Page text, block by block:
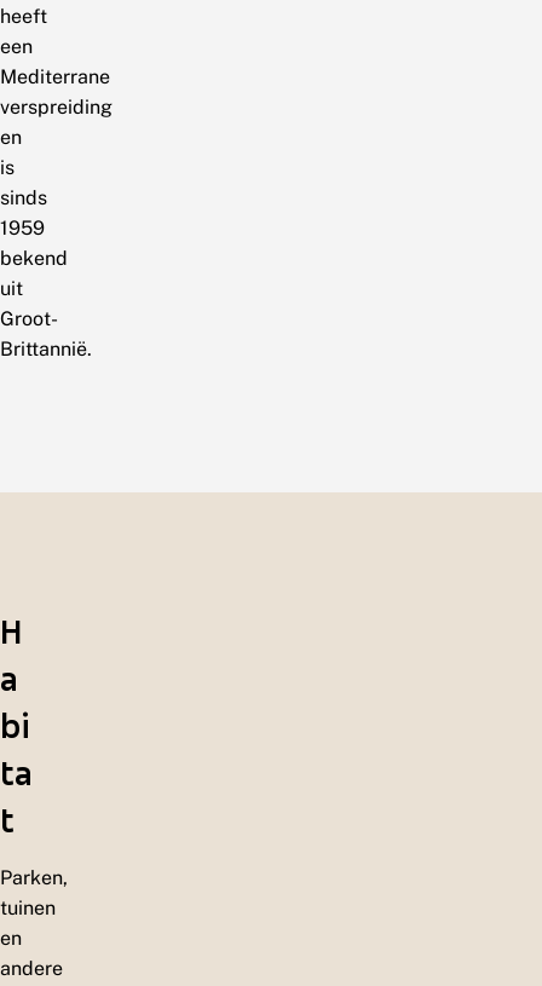
heeft
een
Mediterrane
verspreiding
en
is
sinds
1959
bekend
uit
Groot-
Brittannië.
H
a
bi
ta
t
Parken,
tuinen
en
andere